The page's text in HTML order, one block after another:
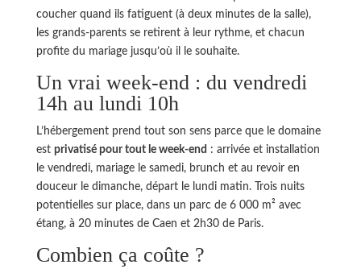
coucher quand ils fatiguent (à deux minutes de la salle),
les grands-parents se retirent à leur rythme, et chacun
profite du mariage jusqu’où il le souhaite.
Un vrai week-end : du vendredi
14h au lundi 10h
L’hébergement prend tout son sens parce que le domaine
est privatisé pour tout le week-end : arrivée et installation
le vendredi, mariage le samedi, brunch et au revoir en
douceur le dimanche, départ le lundi matin. Trois nuits
potentielles sur place, dans un parc de 6 000 m² avec
étang, à 20 minutes de Caen et 2h30 de Paris.
Combien ça coûte ?